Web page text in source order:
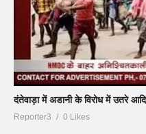
दंतेवाड़ा में अडानी के विरोध में उतरे
Reporter3 0 Likes